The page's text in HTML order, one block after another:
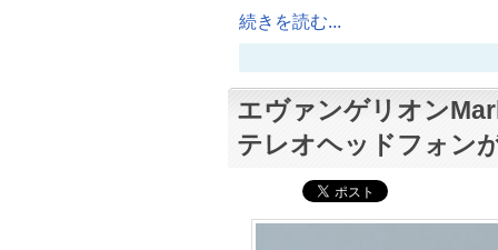
続きを読む...
エヴァンゲリオン
テレオヘッドフォン